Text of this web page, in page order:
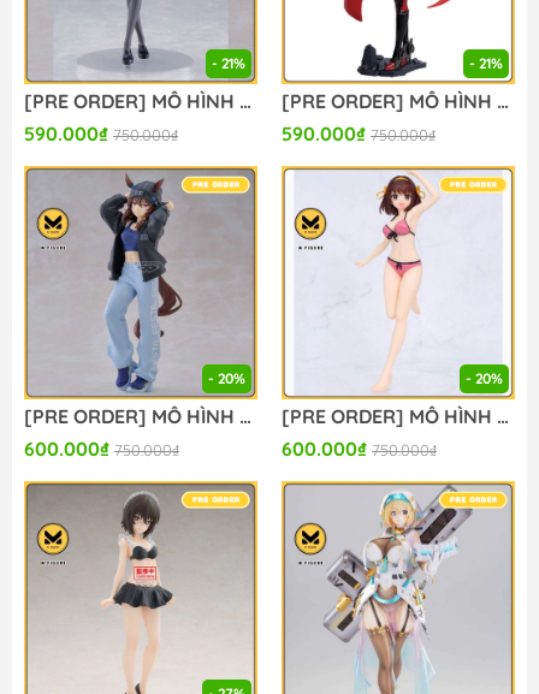
- 21%
[PRE ORDER] MÔ HÌNH Monogatari Series - Senjougahara Hitagi - Coreful Figure - School Uniform ver. (Taito) FIGURE CHÍNH HÃNG
590.000₫ 750.000₫
- 21%
[PRE ORDER] MÔ HÌNH Goddess of Victory: Nikke - Red Hood - FigLife! (Bandai Spirits) FIGURE CHÍNH HÃNG
590.000₫ 750.000₫
- 20%
[PRE ORDER] MÔ HÌNH Umamusume: Pretty Derby - Nakayama Festa - Boc'Z We\N, Ata Mahane (Bandai Spirits) FIGURE CHÍNH HÃNG
600.000₫ 750.000₫
- 20%
[PRE ORDER] MÔ HÌNH Suzumiya Haruhi no Yuuutsu - Suzumiya Haruhi - Vivit Figure (System Service) FIGURE CHÍNH HÃNG
600.000₫ 750.000₫